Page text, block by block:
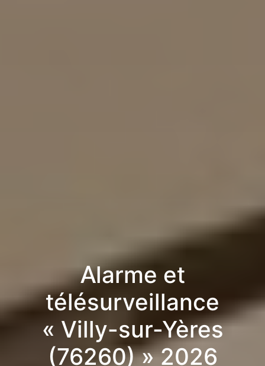
Alarme et
télésurveillance
« Villy-sur-Yères
(76260) » 2026